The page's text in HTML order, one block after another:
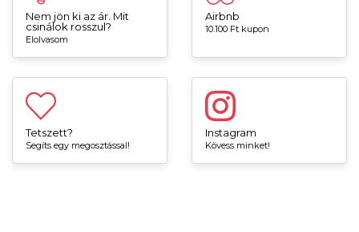
Nem jön ki az ár. Mit
csinálok rosszul?
Elolvasom
Airbnb
10.100 Ft kupon
Tetszett?
Segíts egy megosztással!
Instagram
Kövess minket!